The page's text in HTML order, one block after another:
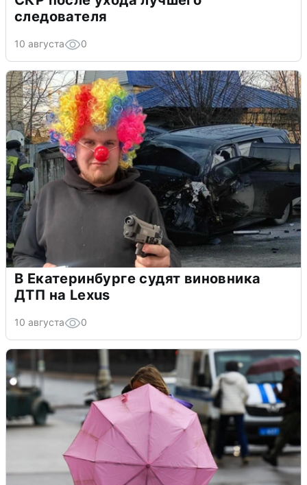
следователя
10 августа 0
В Екатеринбурге судят виновника
ДТП на Lexus
10 августа 0